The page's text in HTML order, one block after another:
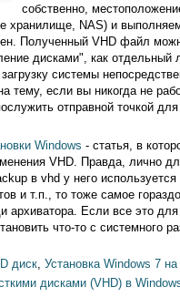
собственно,
хранилище, NAS) и
Полученный VHD файл
дисками", как отдельный
системы
тему, если вы никогда не
отправной точкой
Windows - статья, в
VHD. Правда, лично
в vhd у него
и т.п., то тоже самое
Если все это для
что-то с системного
диск Установка Windows 7
дисками (VHD) в